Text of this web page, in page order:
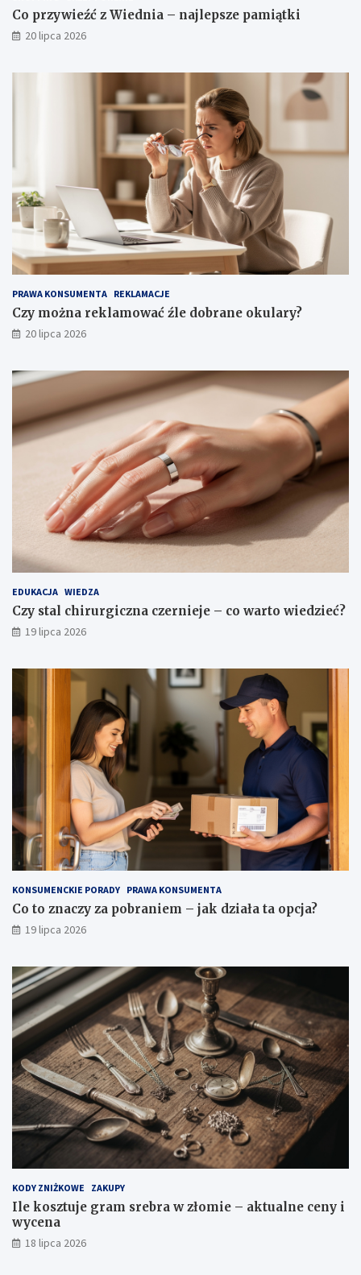
Co przywieźć z Wiednia – najlepsze pamiątki
20 lipca 2026
PRAWA KONSUMENTA REKLAMACJE
Czy można reklamować źle dobrane okulary?
20 lipca 2026
EDUKACJA WIEDZA
Czy stal chirurgiczna czernieje – co warto wiedzieć?
19 lipca 2026
KONSUMENCKIE PORADY PRAWA KONSUMENTA
Co to znaczy za pobraniem – jak działa ta opcja?
19 lipca 2026
KODY ZNIŻKOWE ZAKUPY
Ile kosztuje gram srebra w złomie – aktualne ceny i
wycena
18 lipca 2026